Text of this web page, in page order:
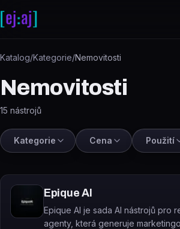
Katalog/Kategorie/Nemovitosti
Nemovitosti
15 nástrojů
Kategorie Cena Použití
Epique AI
Epique AI je sada AI nástrojů pro
agenty, která generuje